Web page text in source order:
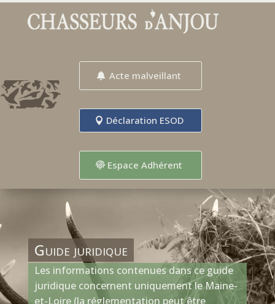
Acte malveillant
Déclaration ESOD
Espace Adhérent
Guide juridique
Les informations contenues dans ce guide
juridique concernent uniquement le Maine-
et-Loire (la réglementation peut être